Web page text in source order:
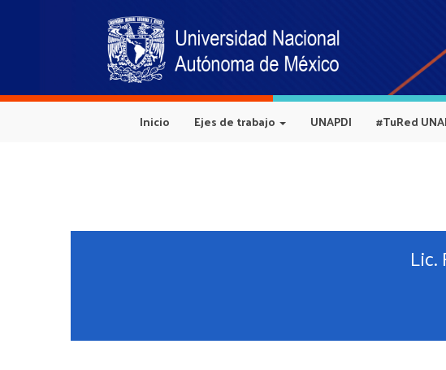
Inicio Ejes de trabajo UNAPDI #TuRed